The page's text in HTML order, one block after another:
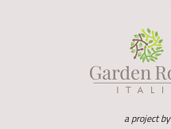
a project by